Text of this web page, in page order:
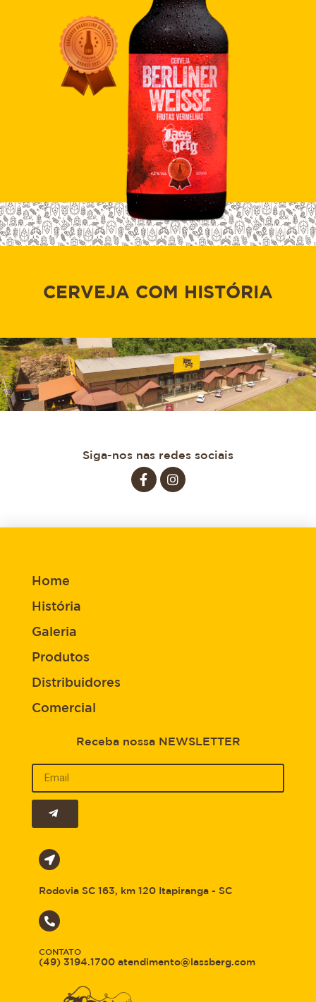
CERVEJA COM HISTÓRIA
Siga-nos nas redes sociais
Home
História
Galeria
Produtos
Distribuidores
Comercial
Receba nossa NEWSLETTER
Rodovia SC 163, km 120 Itapiranga - SC
CONTATO
(49) 3194.1700 atendimento@lassberg.com